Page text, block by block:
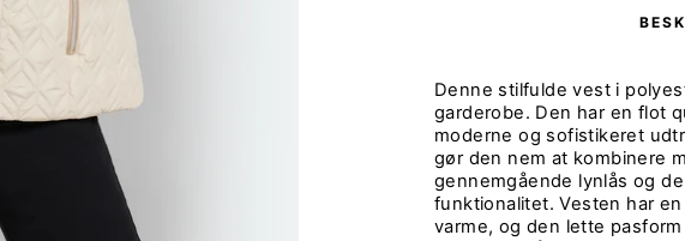
Denne stilfulde vest i
garderobe. Den har en flot
moderne og sofistikeret
gør den nem at kombinere
gennemgående lynlås og
funktionalitet. Vesten har
varme, og den lette